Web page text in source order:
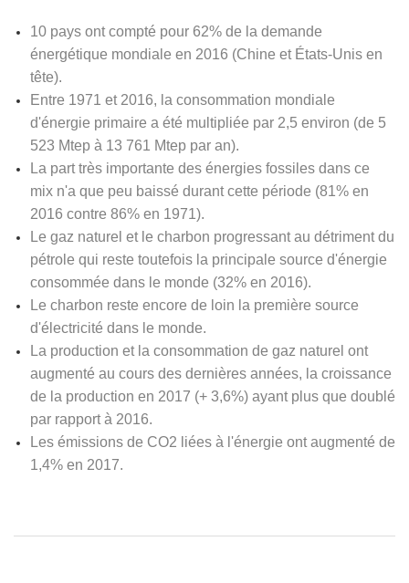
10 pays ont compté pour 62% de la demande
énergétique mondiale en 2016 (Chine et États-Unis en
tête).
Entre 1971 et 2016, la consommation mondiale
d'énergie primaire a été multipliée par 2,5 environ (de 5
523 Mtep à 13 761 Mtep par an).
La part très importante des énergies fossiles dans ce
mix n'a que peu baissé durant cette période (81% en
2016 contre 86% en 1971).
Le gaz naturel et le charbon progressant au détriment du
pétrole qui reste toutefois la principale source d'énergie
consommée dans le monde (32% en 2016).
Le charbon reste encore de loin la première source
d'électricité dans le monde.
La production et la consommation de gaz naturel ont
augmenté au cours des dernières années, la croissance
de la production en 2017 (+ 3,6%) ayant plus que doublé
par rapport à 2016.
Les émissions de CO2 liées à l'énergie ontaugmenté de
1,4% en 2017.